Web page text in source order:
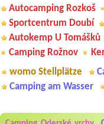
Autocamping Rozkoš
Sportcentrum Doubí
Autokemp U Tomášků
Camping Rožnov
womo Stellplätze
Camping am Wasser
Aneta Melicharová***
množství návštěvníků není